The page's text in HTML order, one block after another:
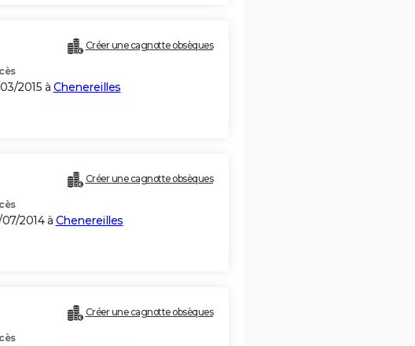
Créer une cagnotte obsèques
2015 à Chenereilles
Créer une cagnotte obsèques
2014 à Chenereilles
Créer une cagnotte obsèques